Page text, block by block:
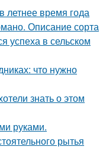
летнее время года
Описание сорта
успеха в сельском
что нужно
знать о этом
руками.
рытья